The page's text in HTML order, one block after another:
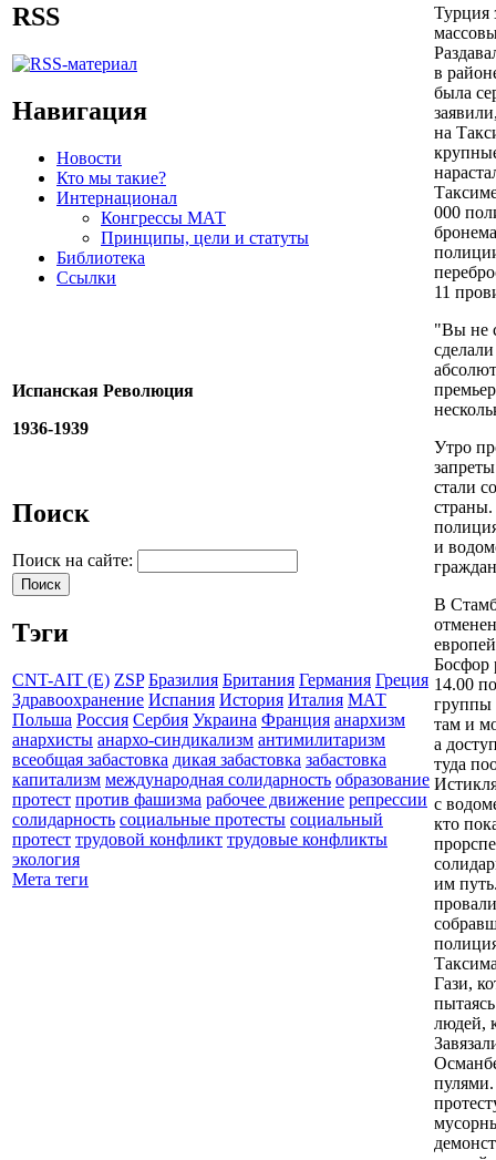
RSS
Навигация
Новости
Кто мы такие?
Интернационал
Конгрессы МАТ
Принципы, цели и статуты
Библиотека
Ссылки
Испанская Революция
1936-1939
Поиск
Поиск на сайте:
Тэги
CNT-AIT (E) ZSP Бразилия Британия Германия Греция
Здравоохранение Испания История Италия МАТ
Польша Россия Сербия Украина Франция анархизм
анархисты анархо-синдикализм антимилитаризм
всеобщая забастовка дикая забастовка забастовка
капитализм международная солидарность образование
протест против фашизма рабочее движение репрессии
солидарность социальные протесты социальный
протест трудовой конфликт трудовые конфликты
экология
Мета теги
Турция
в
была
на
000
11
"Вы не
Утро
стали
страны.
и
В
Босфор
14.00
группы
там и
а
туда
с
кто
им
Гази,
людей,
пулями.